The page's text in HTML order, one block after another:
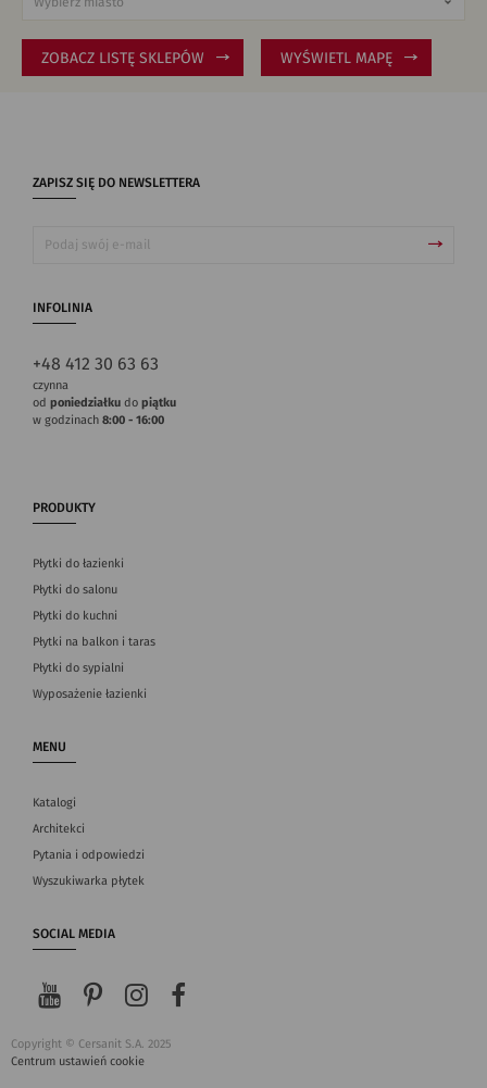
ZOBACZ LISTĘ SKLEPÓW WYŚWIETL MAPĘ
ZAPISZ SIĘ DO NEWSLETTERA
INFOLINIA
+48 412 30 63 63
czynna
od poniedziałku do piątku
w godzinach 8:00 - 16:00
PRODUKTY
Płytki do łazienki
Płytki do salonu
Płytki do kuchni
Płytki na balkon i taras
Płytki do sypialni
Wyposażenie łazienki
MENU
Katalogi
Architekci
Pytania i odpowiedzi
Wyszukiwarka płytek
SOCIAL MEDIA
Copyright © Cersanit S.A. 2025
Centrum ustawień cookie